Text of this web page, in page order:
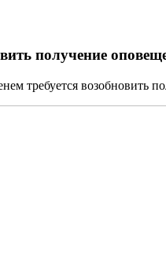
получение
требуется возобновить